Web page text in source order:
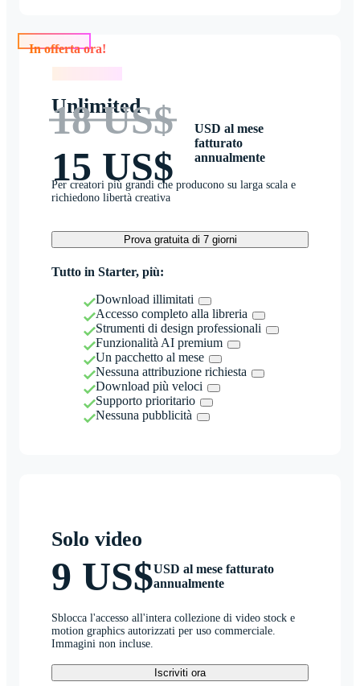
Unlimited
18 US$
15 US$
USD al mese
fatturato
annualmente
Per creatori più grandi che producono su larga scala e
richiedono libertà creativa
Prova gratuita di 7 giorni
Tutto in Starter, più:
Download illimitati
Accesso completo alla libreria
Strumenti di design professionali
Funzionalità AI premium
Un pacchetto al mese
Nessuna attribuzione richiesta
Download più veloci
Supporto prioritario
Nessuna pubblicità
Solo video
9 US$USD al mese fatturato
annualmente
Sblocca l'accesso all'intera collezione di video stock e
motion graphics autorizzati per uso commerciale.
Immagini non incluse.
Iscriviti ora